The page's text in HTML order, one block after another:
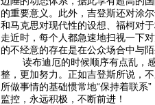
的重要意义。此外，吉登斯还对涂
和马克思对现代性的设想、福柯对
走近时，每个人都急速地扫视一下
的不经意的存在是在公众场合中与
读布迪厄的时候顺序有点乱，感
整，更加努力。正如吉登斯所说，
所做事情的基础惯常地“保持着联系
监控，永远积极，不断前进！